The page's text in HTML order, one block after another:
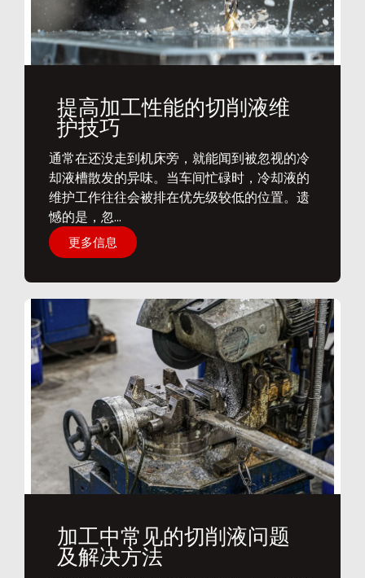
提高加工性能的切削液维
护技巧
通常在还没走到机床旁，就能闻到被忽视的冷
却液槽散发的异味。当车间忙碌时，冷却液的
维护工作往往会被排在优先级较低的位置。遗
憾的是，忽...
更多信息
加工中常见的切削液问题
及解决方法